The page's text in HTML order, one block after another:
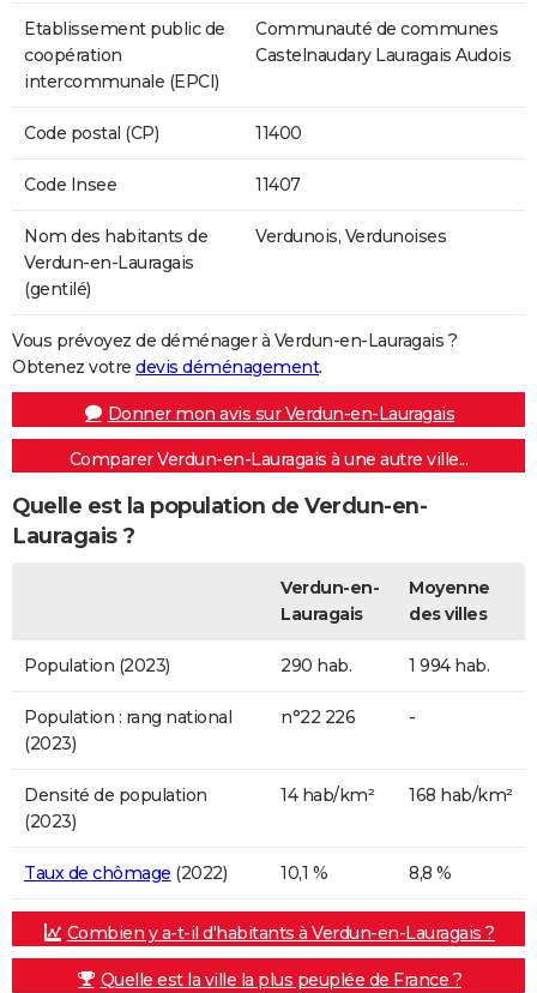
Etablissement public de
coopération
intercommunale (EPCI)
Communauté de communes
Castelnaudary Lauragais Audois
Code postal (CP) 11400
Code Insee 11407
Nom des habitants de
Verdun-en-Lauragais
(gentilé)
Verdunois, Verdunoises
Vous prévoyez de déménager à Verdun-en-Lauragais ?
Obtenez votre devis déménagement.
Donner mon avis sur Verdun-en-Lauragais
Comparer Verdun-en-Lauragais à une autre ville...
Quelle est la population de Verdun-en-
Lauragais ?
Verdun-en-
Lauragais
Moyenne
des villes
Population (2023) 290 hab. 1 994 hab.
Population : rang national
(2023)
n°22 226 -
Densité de population
(2023)
14 hab/km² 168 hab/km²
Taux de chômage (2022) 10,1 % 8,8 %
Combien y a-t-il d'habitants à Verdun-en-Lauragais ?
Quelle est la ville la plus peuplée de France ?